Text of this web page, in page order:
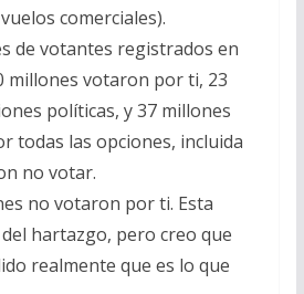
comerciales).
de votantes registrados en
millones votaron por ti, 23
políticas, y 37 millones
todas las opciones, incluida
no votar.
no votaron por ti. Esta
hartazgo, pero creo que
realmente que es lo que